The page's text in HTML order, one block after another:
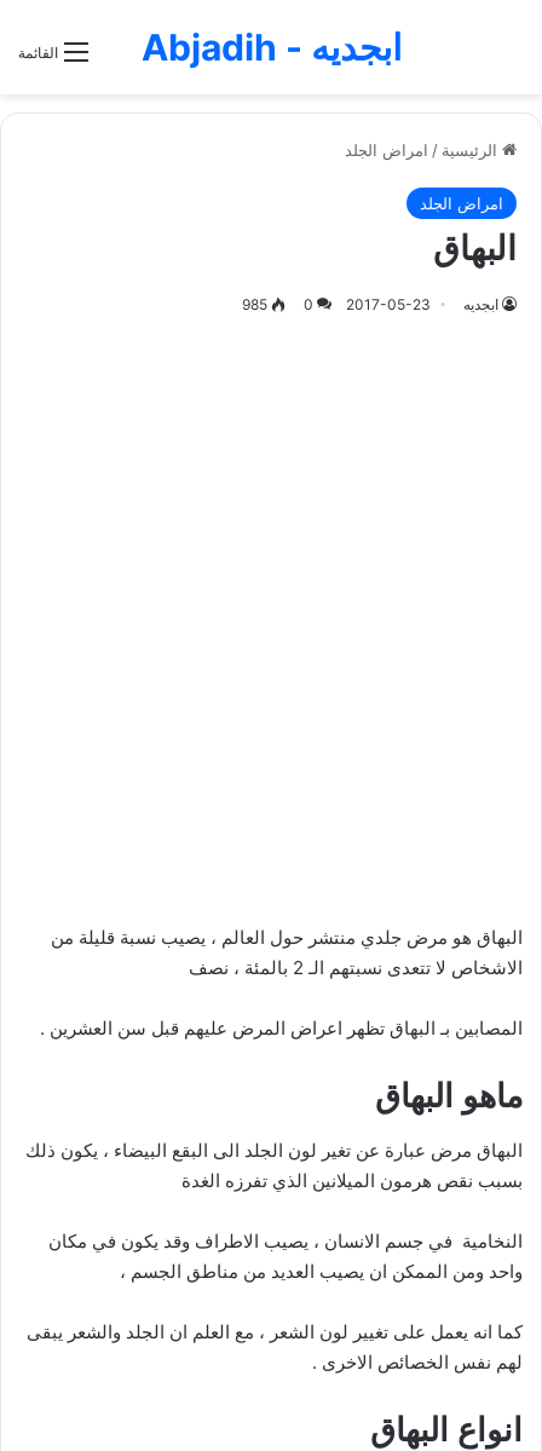
القائمة ابجديه - Abjadih
الرئيسية / امراض الجلد
امراض الجلد
البهاق
ابجديه 2017-05-23
0
985
البهاق هو مرض جلدي منتشر حول العالم ، يصيب نسبة قليلة من
الاشخاص لا تتعدى نسبتهم الـ 2 بالمئة ، نصف
المصابين بـ البهاق تظهر اعراض المرض عليهم قبل سن العشرين .
ماهو البهاق
البهاق مرض عبارة عن تغير لون الجلد الى البقع البيضاء ، يكون ذلك
بسبب نقص هرمون الميلانين الذي تفرزه الغدة
النخامية في جسم الانسان ، يصيب الاطراف وقد يكون في مكان
واحد ومن الممكن ان يصيب العديد من مناطق الجسم ،
كما انه يعمل على تغيير لون الشعر ، مع العلم ان الجلد والشعر يبقى
لهم نفس الخصائص الاخرى .
انواع البهاق